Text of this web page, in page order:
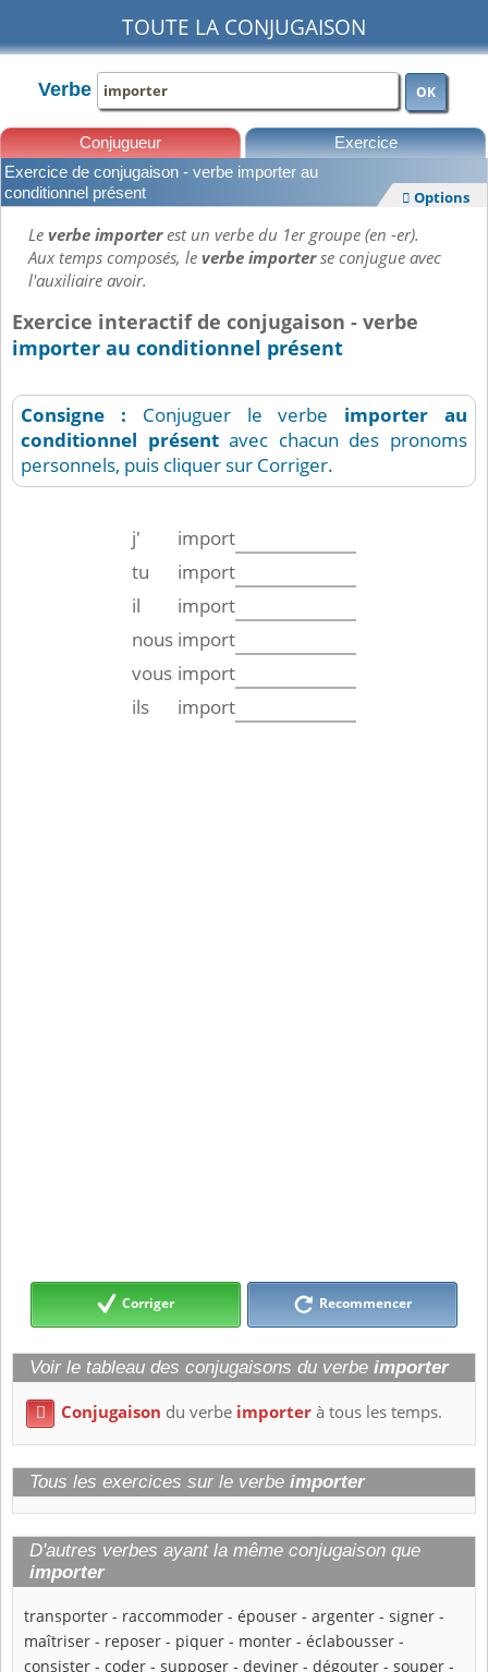
TOUTE LA CONJUGAISON
Verbe OK
Conjugueur Exercice
Leçons
Exercice de conjugaison - verbe importer au
conditionnel présent
 Options
Leverbe importerest un verbe du 1er groupe (en -er).
Aux temps composés, leverbe importerse conjugue avec
l'auxiliaire avoir.
Exercice interactif de conjugaison - verbe
importer au conditionnel présent
Consigne : Conjuguer le verbe importer
au
conditionnel présentavec chacun des pronoms
personnels, puis cliquer sur Corriger.
j'
import
tu
import
il
import
nous import
vous import
ils
import
Corriger Recommencer
Voir le tableau des conjugaisons du verbe importer
 Conjugaison du verbe importerà tous les temps.
Tous les exercices sur le verbe importer
D'autres verbes ayant la même conjugaison que
importer
transporter - raccommoder - épouser - argenter - signer -
maîtriser - reposer - piquer - monter - éclabousser -
consister - coder - supposer - deviner - dégouter - souper -